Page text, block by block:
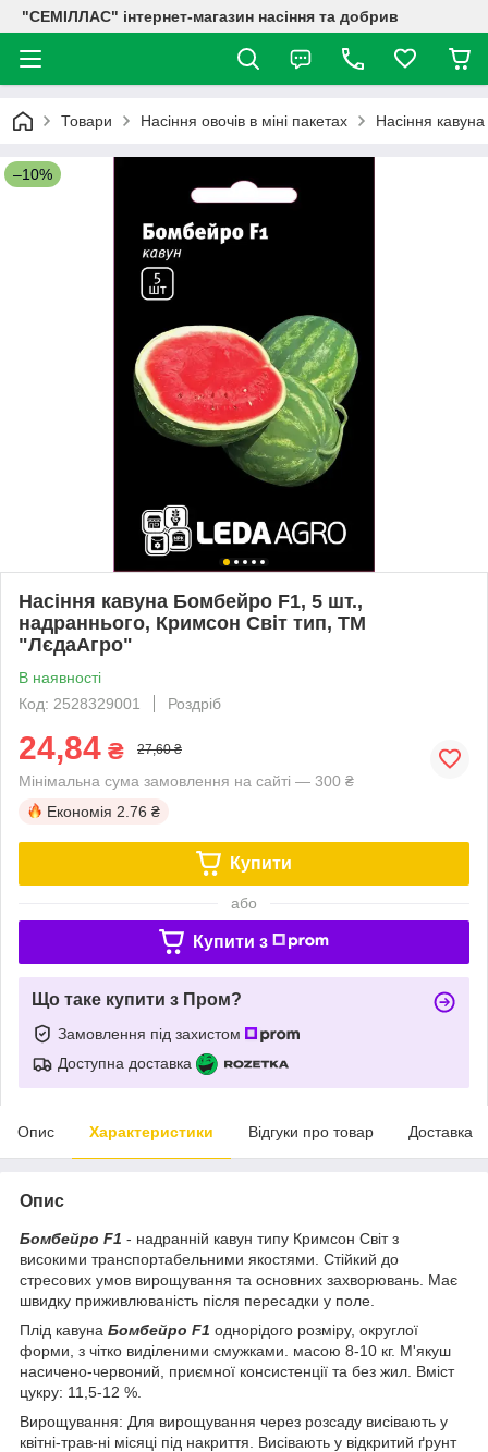
"СЕМІЛЛАС" інтернет-магазин насіння та добрив
Товари Насіння овочів в міні пакетах Насіння кавуна
–10%
Насіння кавуна Бомбейро F1, 5 шт.,
надраннього, Кримсон Світ тип, ТМ
"ЛєдаАгро"
В наявності
Код: 2528329001
Роздріб
24,84 ₴ 27,60 ₴
Мінімальна сума замовлення на сайті — 300 ₴
Економія 2.76 ₴
Купити
або
Купити з
Що таке купити з Пром?
Замовлення під захистом
Доступна доставка
Опис Характеристики Відгуки про товар Доставка
Опис
Бомбейро F1 - надранній кавун типу Кримсон Світ з
високими транспортабельними якостями. Стійкий до
стресових умов вирощування та основних захворювань. Має
швидку приживлюваність після пересадки у поле.
Плід кавуна Бомбейро F1 однорідого розміру, округлої
форми, з чітко виділеними смужками. масою 8-10 кг. М'якуш
насичено-червоний, приємної консистенції та без жил. Вміст
цукру: 11,5-12 %.
Вирощування: Для вирощування через розсаду висівають у
квітні-трав-ні місяці під накриття. Висівають у відкритий ґрунт